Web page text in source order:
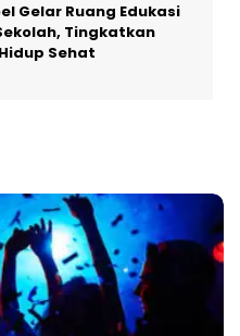
Gelar Ruang Edukasi
Tingkatkan
Sehat